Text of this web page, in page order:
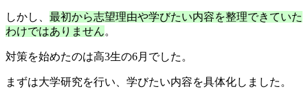
しかし、 最初から志望理由や学びたい内容を整理できていた
わけではありません。
対策を始めたのは高3生の6月でした。
まずは大学研究を行い、学びたい内容を具体化しました。